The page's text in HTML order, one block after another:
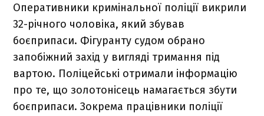
Оперативники кримінальної поліції викрили
32-річного чоловіка, який збував
боєприпаси. Фігуранту судом обрано
запобіжний захід у вигляді тримання під
вартою. Поліцейські отримали інформацію
про те, що золотонісець намагається збути
боєприпаси. Зокрема працівники поліції